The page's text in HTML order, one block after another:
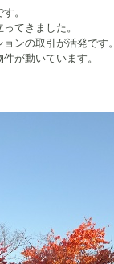
。
てきました。
ンの取引が活発です。
が動いています。